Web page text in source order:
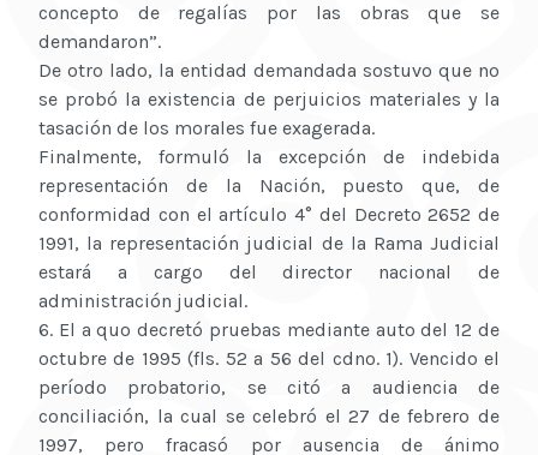
concepto de regalías por las obras que se
demandaron”.
De otro lado, la entidad demandada sostuvo que no
se probó la existencia de perjuicios materiales y la
tasación de los morales fue exagerada.
Finalmente, formuló la excepción de indebida
representación de la Nación, puesto que, de
conformidad con el artículo 4° del Decreto 2652 de
1991, la representación judicial de la Rama Judicial
estará a cargo del director nacional de
administración judicial.
6. El a quo decretó pruebas mediante auto del 12 de
octubre de 1995 (fls. 52 a 56 del cdno. 1). Vencido el
período probatorio, se citó a audiencia de
conciliación, la cual se celebró el 27 de febrero de
1997, pero fracasó por ausencia de ánimo